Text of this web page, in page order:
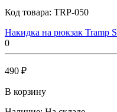
Код товара: TRP-050
Накидка на рюкзак Tramp
0
490 ₽
В корзину